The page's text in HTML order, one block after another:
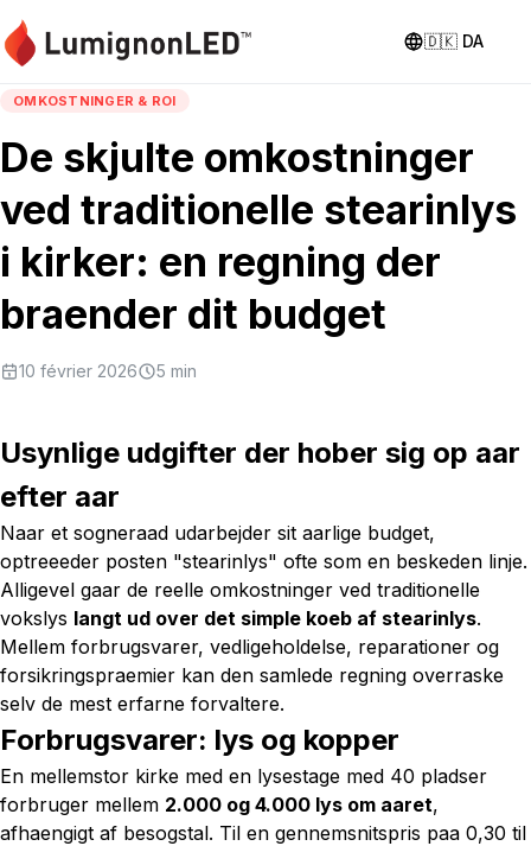
🇩🇰 DA
OMKOSTNINGER & ROI
De skjulte omkostninger
ved traditionelle stearinlys
i kirker: en regning der
braender dit budget
10 février 2026 5 min
Usynlige udgifter der hober sig op aar
efter aar
Naar et sogneraad udarbejder sit aarlige budget,
optreeeder posten "stearinlys" ofte som en beskeden linje.
Alligevel gaar de reelle omkostninger ved traditionelle
vokslys langt ud over det simple koeb af stearinlys.
Mellem forbrugsvarer, vedligeholdelse, reparationer og
forsikringspraemier kan den samlede regning overraske
selv de mest erfarne forvaltere.
Forbrugsvarer: lys og kopper
En mellemstor kirke med en lysestage med 40 pladser
forbruger mellem 2.000 og 4.000 lys om aaret,
afhaengigt af besogstal. Til en gennemsnitspris paa 0,30 til